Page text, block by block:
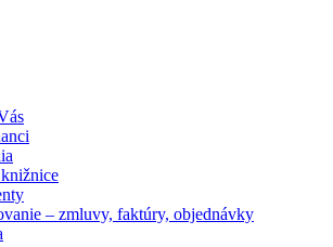
– zmluvy, faktúry, objednávky